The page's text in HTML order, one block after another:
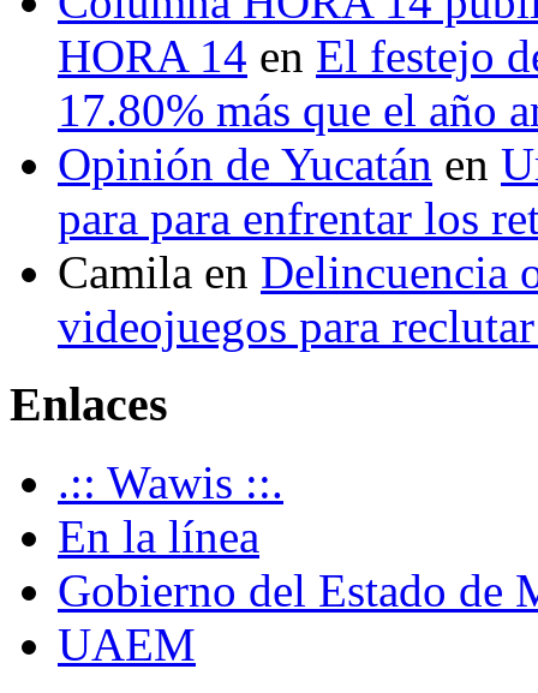
HORA 14 en El festejo
17.80% más que el año
Opinión de Yucatán en
para para enfrentar los
Camila en Delincuencia
videojuegos para
Enlaces
.:: Wawis ::.
En la línea
Gobierno del Estado de
UAEM